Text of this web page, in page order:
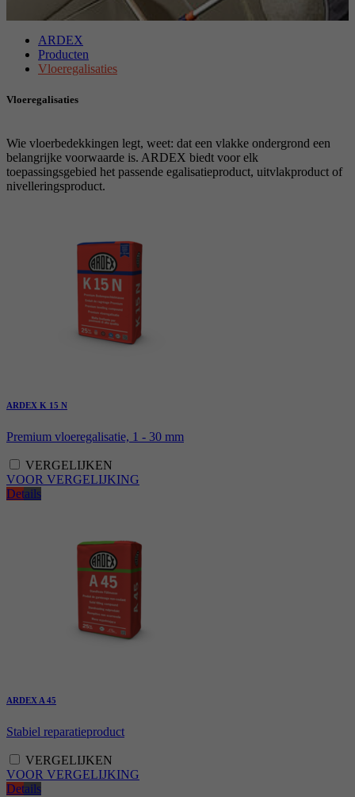
ARDEX
Producten
Vloeregalisaties
Vloeregalisaties
Wie vloerbedekkingen legt, weet: dat een vlakke ondergrond een
belangrijke voorwaarde is. ARDEX biedt voor elk
toepassingsgebied het passende egalisatieproduct, uitvlakproduct of
nivelleringsproduct.
ARDEX K 15 N
Premium vloeregalisatie, 1 - 30 mm
VERGELIJKEN
VOOR VERGELIJKING
Details
ARDEX A 45
Stabiel reparatieproduct
VERGELIJKEN
VOOR VERGELIJKING
Details
Looptijd 30 minuten
Doel
_GRECAPTCHA
Google reCAPTCHA
6 Monate
Aanbieder Google
Looptijd
Doel
Google-cookie voor geavanceerde controle van
scripts en gebeurtenissen.